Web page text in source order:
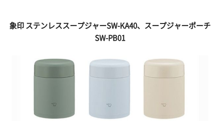
象印 ステンレススープジャーSW-KA40、スープジャーポーチ
SW-PB01